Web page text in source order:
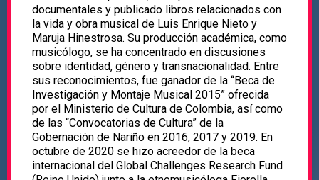
documentales y publicado libros relacionados con
la vida y obra musical de Luis Enrique Nieto y
Maruja Hinestrosa. Su producción académica, como
musicólogo, se ha concentrado en discusiones
sobre identidad, género y transnacionalidad. Entre
sus reconocimientos, fue ganador de la “Beca de
Investigación y Montaje Musical 2015” ofrecida
por el Ministerio de Cultura de Colombia, así como
de las “Convocatorias de Cultura” de la
Gobernación de Nariño en 2016, 2017 y 2019. En
octubre de 2020 se hizo acreedor de la beca
internacional del Global Challenges Research Fund